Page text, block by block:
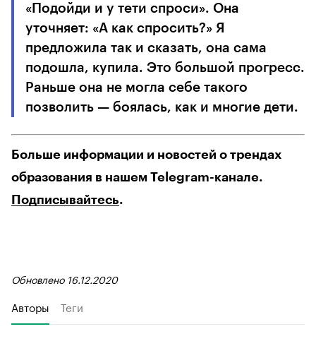
«Подойди и у тети спроси». Она
уточняет: «А как спросить?» Я
предложила так и сказать, она сама
подошла, купила. Это большой прогресс.
Раньше она не могла себе такого
позволить — боялась, как и многие дети.
Больше информации и новостей о трендах
образования в нашем Telegram-канале.
Подписывайтесь.
Обновлено 16.12.2020
Авторы Теги